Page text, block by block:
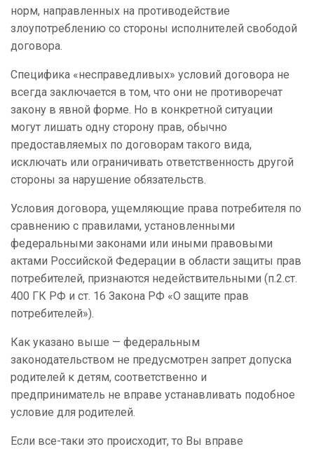
норм, направленных на противодействие
злоупотреблению со стороны исполнителей свободой
договора.
Специфика «несправедливых» условий договора не
всегда заключается в том, что они не противоречат
закону в явной форме. Но в конкретной ситуации
могут лишать одну сторону прав, обычно
предоставляемых по договорам такого вида,
исключать или ограничивать ответственность другой
стороны за нарушение обязательств.
Условия договора, ущемляющие права потребителя по
сравнению с правилами, установленными
федеральными законами или иными правовыми
актами Российской Федерации в области защиты прав
потребителей, признаются недействительными (п.2.ст.
400 ГК РФ и ст. 16 Закона РФ «О защите прав
потребителей»).
Как указано выше — федеральным
законодательством не предусмотрен запрет допуска
родителей к детям, соответственно и
предприниматель не вправе устанавливать подобное
условие для родителей.
Если все-таки это происходит, то Вы вправе